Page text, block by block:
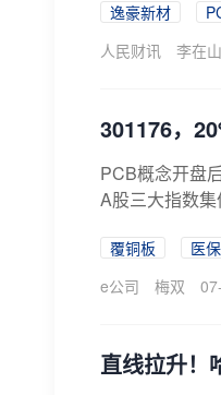
逸豪新材
人民财讯
李在山
301176，
PCB概念开盘
A股三大指数
覆铜板 医
e公司
梅双
直线拉升！